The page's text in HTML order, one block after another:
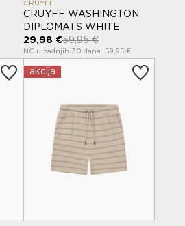
CRUYFF
CRUYFF WASHINGTON
DIPLOMATS WHITE
29,98 €59,95 €
NC u zadnjih 30 dana: 59,95 €
akcija